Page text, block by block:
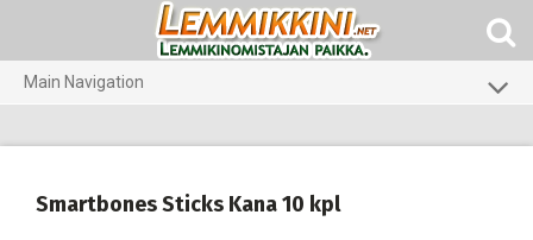
Main Navigation
Pieneläimet
Smartbones Sticks Kana 10 kpl